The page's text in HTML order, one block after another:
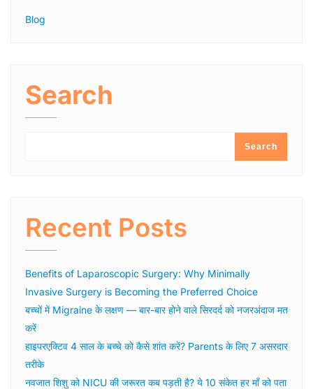
Blog
Search
Search
Recent Posts
Benefits of Laparoscopic Surgery: Why Minimally
Invasive Surgery is Becoming the Preferred Choice
बच्चों में Migraine के लक्षण — बार-बार होने वाले सिरदर्द को नजरअंदाज मत
करें
हाइपरएक्टिव 4 साल के बच्चे को कैसे शांत करें? Parents के लिए 7 असरदार
तरीके
नवजात शिशु को NICU की जरूरत कब पड़ती है? ये 10 संकेत हर माँ को पता